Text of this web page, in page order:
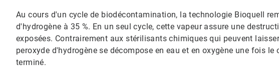
Au cours d'un cycle de biodécontamination, la technologie Bioquell
d'hydrogène à 35 %.​​​​​​​ En un seul cycle, cette vapeur assure une
exposées. Contrairement aux stérilisants chimiques qui peuvent
peroxyde d'hydrogène se décompose en eau et en oxygène une fois
terminé.​​​​​​​